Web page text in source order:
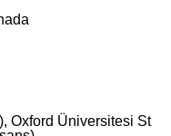
Oxford Üniversitesi St